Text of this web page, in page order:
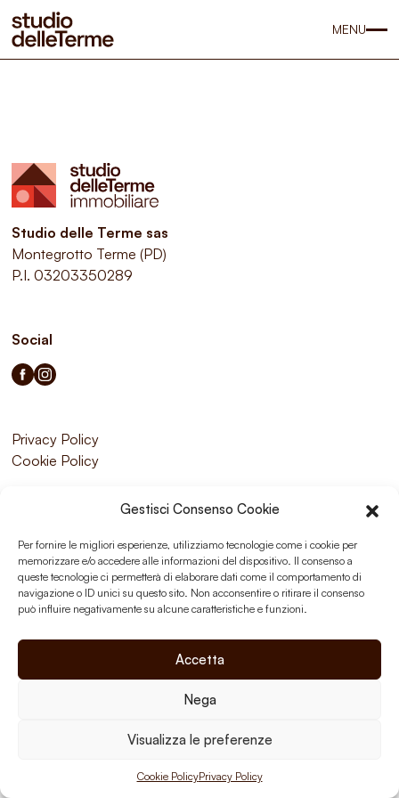
Gestisci Consenso Cookie
Per fornire le migliori esperienze, utilizziamo tecnologie come i cookie per
memorizzare e/o accedere alle informazioni del dispositivo. Il consenso a
queste tecnologie ci permetterà di elaborare dati come il comportamento di
navigazione o ID unici su questo sito. Non acconsentire o ritirare il consenso
può influire negativamente su alcune caratteristiche e funzioni.
Accetta
Nega
Visualizza le preferenze
Cookie PolicyPrivacy Policy
MENU
Studio delle Terme sas
Montegrotto Terme (PD)
P.I. 03203350289
Social
Privacy Policy
Cookie Policy